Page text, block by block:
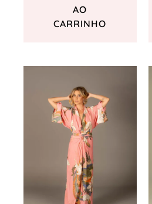
AO
CARRINHO